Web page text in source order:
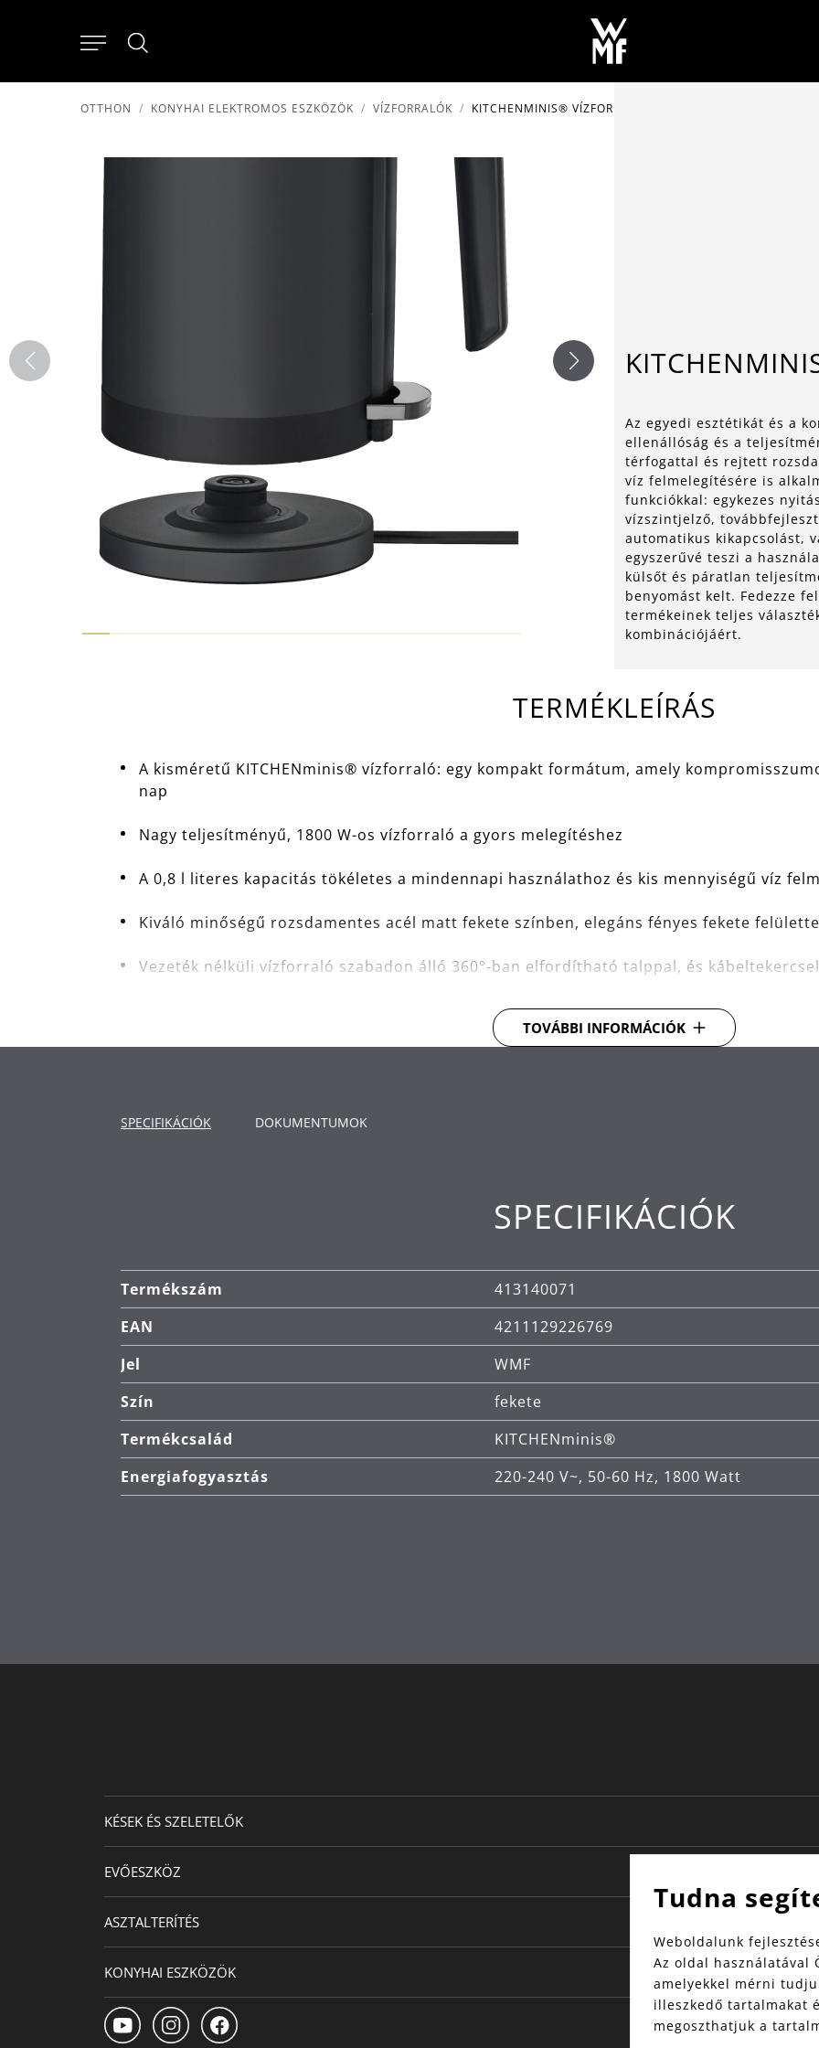
OTTHON KONYHAI ELEKTROMOS ESZKÖZÖK VÍZFORRALÓK KITCHENMINIS® VÍZFORRALÓ 0,8 L FEKETE
Az egyedi esztétikát és a
ellenállóság és a
térfogattal és rejtett
víz felmelegítésére is
funkciókkal: egykezes
vízszintjelző,
automatikus kikapcsolást,
egyszerűvé teszi a
külsőt és páratlan
benyomást kelt. Fedezze
termékeinek teljes
kombinációjáért.
TERMÉKLEÍRÁS
A kisméretű KITCHENminis® vízforraló: egy kompakt formátum, amely
nap
Nagy teljesítményű, 1800 W-os vízforraló a gyors melegítéshez
A 0,8 l literes kapacitás tökéletes a mindennapi használathoz és kis mennyiségű víz
Kiváló minőségű rozsdamentes acél matt fekete színben, elegáns fényes fekete
Vezeték nélküli vízforraló szabadon álló 360°-ban elfordítható talppal, és
Egyszerűen használható fedél, amely egy kézzel, egy gombnyomással működtethető
kikapcsolásnak és a fedélzárnak köszönhetően
TOVÁBBI INFORMÁCIÓK
SPECIFIKÁCIÓK DOKUMENTUMOK
SPECIFIKÁCIÓK
Termékszám
413140071
EAN
4211129226769
Jel
WMF
Szín
fekete
Termékcsalád
KITCHENminis®
Energiafogyasztás
220-240 V~, 50-60 Hz, 1800 Watt
KÉSEK ÉS SZELETELŐK
EVŐESZKÖZ
ASZTALTERÍTÉS
KONYHAI ESZKÖZÖK
Tudna
Weboldalunk
Az oldal használatával
amelyekkel mérni
illeszkedő tartalmakat
megoszthatjuk a